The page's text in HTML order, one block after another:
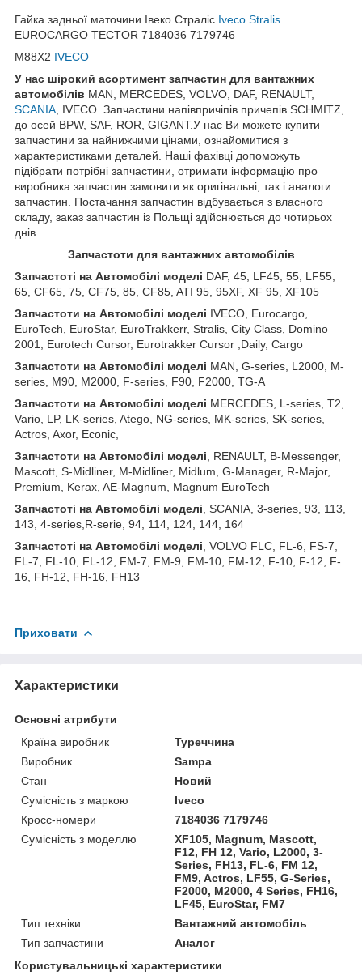
Гайка задньої маточини Івеко Страліс Iveco Stralis
EUROCARGO TECTOR 7184036 7179746
M88X2 IVECO
У нас шірокий асортимент запчастин для вантажних
автомобілів MAN, MERCEDES, VOLVO, DAF, RENAULT,
SCANIA , IVECO. Запчастини напівпричіпів причепів SCHMITZ,
до осей BPW, SAF, ROR, GIGANT.У нас Ви можете купити
запчастини за найнижчими цінами, ознайомитися з
характеристиками деталей. Наші фахівці допоможуть
підібрати потрібні запчастини, отримати інформацію про
виробника запчастин замовити як оригінальні, так і аналоги
запчастин. Постачання запчастин відбувається з власного
складу, заказ запчастин із Польщі здійснюється до чотирьох
днів.
Запчастоти для вантажних автомобілів
Запчастоті на Автомобілі моделі DAF, 45, LF45, 55, LF55,
65, CF65, 75, CF75, 85, CF85, ATI 95, 95XF, XF 95, XF105
Запчастоти на Автомобілі моделі IVECO, Eurocargo,
EuroTech, EuroStar, EuroTrakkerr, Stralis, City Class, Domino
2001, Eurotech Cursor, Eurotrakker Cursor ,Daily, Cargo
Запчастоти на Автомобілі моделі MAN, G-series, L2000, M-
series, M90, M2000, F-series, F90, F2000, TG-A
Запчастоти на Автомобілі моделі MERCEDES, L-series, T2,
Vario, LP, LK-series, Atego, NG-series, MK-series, SK-series,
Actros, Axor, Econic,
Запчастоти на Автомобілі моделі , RENAULT, B-Messenger,
Mascott, S-Midliner, M-Midliner, Midlum, G-Manager, R-Major,
Premium, Kerax, AE-Magnum, Magnum EuroTech
Запчастоті на Автомобілі моделі , SCANIA, 3-series, 93, 113,
143, 4-series,R-serie, 94, 114, 124, 144, 164
Запчастоті на Автомобілі моделі , VOLVO FLC, FL-6, FS-7,
FL-7, FL-10, FL-12, FM-7, FM-9, FM-10, FM-12, F-10, F-12, F-
16, FH-12, FH-16, FH13
Приховати
Характеристики
Основні атрибути
Країна виробник
Туреччина
Виробник
Sampa
Стан
Новий
Сумісність з маркою
Iveco
Кросс-номери
7184036 7179746
Сумісність з моделлю
XF105, Magnum, Mascott,
F12, FH 12, Vario, L2000, 3-
Series, FH13, FL-6, FM 12,
FM9, Actros, LF55, G-Series,
F2000, M2000, 4 Series, FH16,
LF45, EuroStar, FM7
Тип техніки
Вантажний автомобіль
Тип запчастини
Аналог
Користувальницькі характеристики